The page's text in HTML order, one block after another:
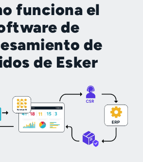
funciona el
de
de
de Esker